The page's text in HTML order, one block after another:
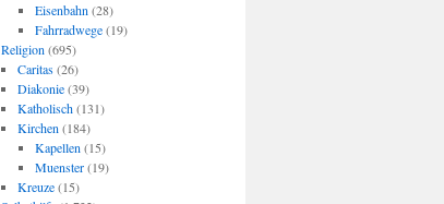
Eisenbahn (28)
Fahrradwege(19)
Religion (695)
Caritas(26)
Diakonie(39)
Katholisch(131)
Kirchen (184)
Kapellen (15)
Muenster(19)
Kreuze(15)